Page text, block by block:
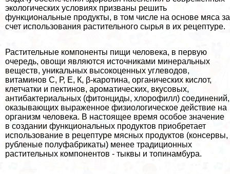
экологических условиях призваны решить
функциональные продукты, в том числе на основе мяса за
счет использования растительного сырья в их рецептуре.
Растительные компоненты пищи человека, в первую
очередь, овощи являются источниками минеральных
веществ, уникальных высокоценных углеводов,
витаминов С, Р, Е, К, β-каротина, органических кислот,
клетчатки и пектинов, ароматических, вкусовых,
антибактериальных (фитонциды, хлорофилл) соединений,
оказывающих выраженное физиологическое действие на
организм человека. В настоящее время особое значение
в создании функциональных продуктов приобретает
использование в рецептуре мясных продуктов (консервы,
рубленые полуфабрикаты) менее традиционных
растительных компонентов - тыквы и топинамбура.